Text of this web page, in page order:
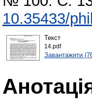
10.35433/
Текст
14.pdf
Завантажити